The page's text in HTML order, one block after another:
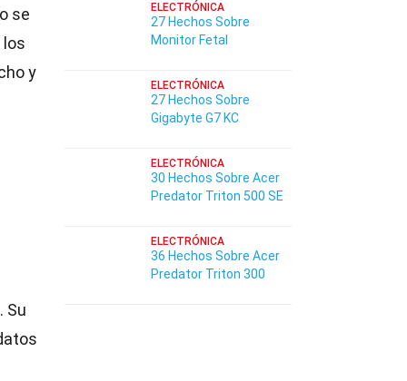
se
los
y
Su
ELECTRÓNICA
27 Hechos Sobre
Monitor Fetal
ELECTRÓNICA
27 Hechos Sobre
Gigabyte G7 KC
ELECTRÓNICA
30 Hechos Sobre Acer
Predator Triton 500 SE
ELECTRÓNICA
36 Hechos Sobre Acer
Predator Triton 300